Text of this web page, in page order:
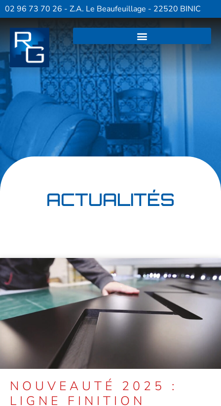
02 96 73 70 26 - Z.A. Le Beaufeuillage - 22520 BINIC
ACTUALITÉS
NOUVEAUTÉ 2025 :
LIGNE FINITION